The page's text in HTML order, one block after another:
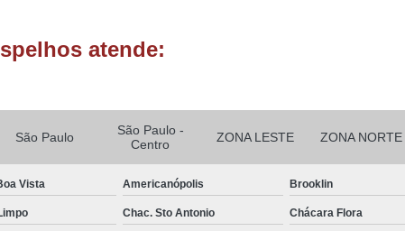
Envidraçamento de Varandas
Envidraçamento de
Envidraçamento para
atende:
São Paulo
São Paulo -
Centro
ZONA LESTE ZONA NORTE
Vista Americanópolis Brooklin
Chac. Sto Antonio Chácara Flora